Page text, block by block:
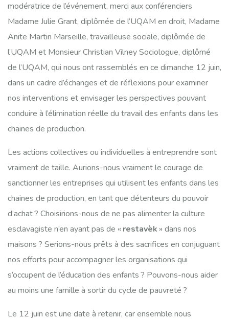
modératrice de l’événement, merci aux conférenciers
Madame Julie Grant, diplômée de l’UQAM en droit, Madame
Anite Martin Marseille, travailleuse sociale, diplômée de
l’UQAM et Monsieur Christian Vilney Sociologue, diplômé
de l’UQAM, qui nous ont rassemblés en ce dimanche 12 juin,
dans un cadre d’échanges et de réflexions pour examiner
nos interventions et envisager les perspectives pouvant
conduire à l’élimination réelle du travail des enfants dans les
chaines de production.
Les actions collectives ou individuelles à entreprendre sont
vraiment de taille. Aurions-nous vraiment le courage de
sanctionner les entreprises qui utilisent les enfants dans les
chaines de production, en tant que détenteurs du pouvoir
d’achat ? Choisirions-nous de ne pas alimenter la culture
esclavagiste n’en ayant pas de « restavèk » dans nos
maisons ? Serions-nous prêts à des sacrifices en conjuguant
nos efforts pour accompagner les organisations qui
s’occupent de l’éducation des enfants ? Pouvons-nous aider
au moins une famille à sortir du cycle de pauvreté ?
Le 12 juin est une date à retenir, car ensemble nous